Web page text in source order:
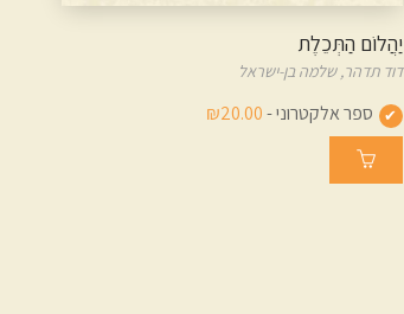
יַהֲלוֹם הַתְּכֵלֶת
דוד תדהר,שלמה בן-ישראל
ספר אלקטרוני -₪20.00